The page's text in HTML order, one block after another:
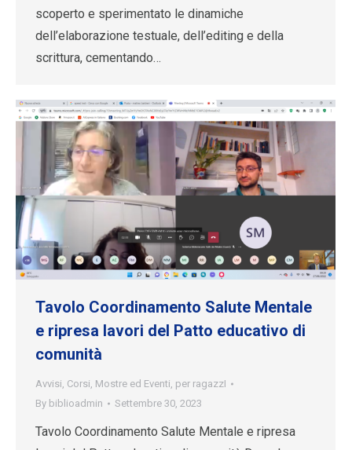
scoperto e sperimentato le dinamiche
dell’elaborazione testuale, dell’editing e della
scrittura, cementando…
Tavolo Coordinamento Salute Mentale
e ripresa lavori del Patto educativo di
comunità
Avvisi, Corsi, Mostre ed Eventi, per ragazzI
By biblioadmin Settembre 30, 2023
Tavolo Coordinamento Salute Mentale e ripresa